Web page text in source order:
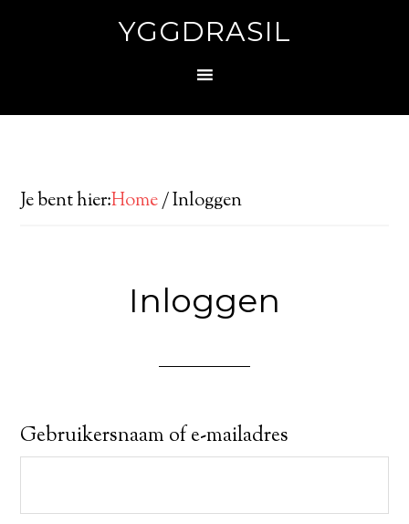
YGGDRASIL
Je bent hier:Home/Inloggen
Inloggen
Gebruikersnaam of e-mailadres